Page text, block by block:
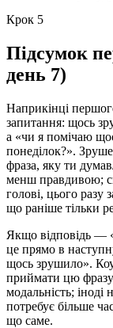
Крок 5
Підсумок
день 7)
Наприкінці
запитання: щось
а «чи я помічаю
понеділок?».
фраза, яку ти
менш правдивою;
голові, цього разу
що раніше тільки
Якщо відповідь —
це прямо в
щось зрушило».
приймати цю фразу
модальність;
потребує більше
що саме.